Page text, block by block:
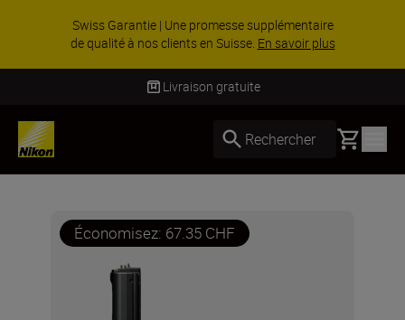
| Une promesse supplémentaire
clients en Suisse.En savoir plus
Livraison gratuite
Rechercher Basket
Économisez: 67.35 CHF